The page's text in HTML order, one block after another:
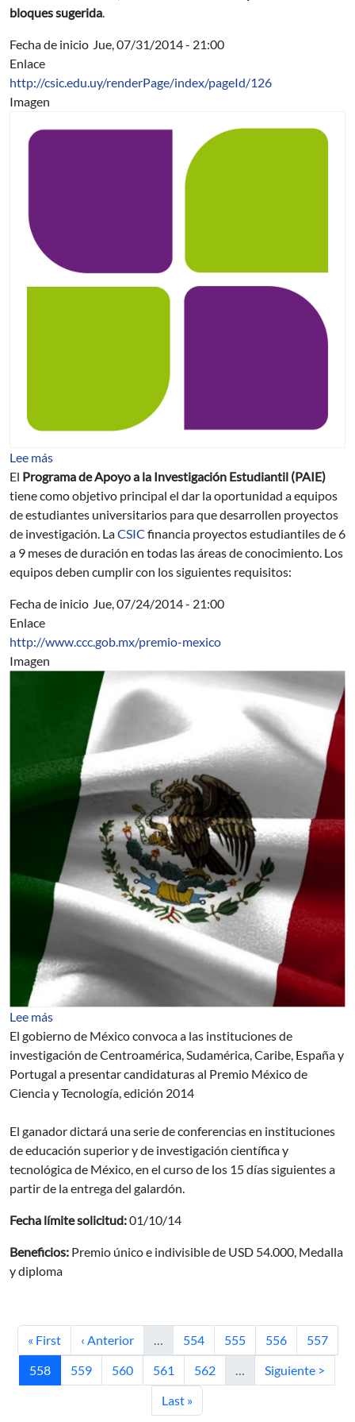
bloques sugerida.
Fecha de inicio Jue, 07/31/2014 - 21:00
Enlace
http://csic.edu.uy/renderPage/index/pageId/126
Imagen
Lee mássobre Apoyo a la Investigación Estudiantil (PAIE)
El Programa de Apoyo a la Investigación Estudiantil (PAIE)
tiene como objetivo principal el dar la oportunidad a equipos
de estudiantes universitarios para que desarrollen proyectos
de investigación. LaCSIC financia proyectos estudiantiles de 6
a 9 meses de duración en todas las áreas de conocimiento. Los
equipos deben cumplir con los siguientes requisitos:
Fecha de inicio Jue, 07/24/2014 - 21:00
Enlace
http://www.ccc.gob.mx/premio-mexico
Imagen
Lee mássobre Premio México de Ciencia y Tecnología, Edición
El gobierno de México convoca a las instituciones de
investigación de Centroamérica, Sudamérica, Caribe, España y
Portugal a presentar candidaturas al Premio México de
Ciencia y Tecnología, edición 2014
El ganador dictará una serie de conferencias en instituciones
de educación superior y de investigación científica y
tecnológica de México, en el curso de los 15 días siguientes a
partir de la entrega del galardón.
Fecha límite solicitud:01/10/14
Beneficios: Premio único e indivisible de USD 54.000, Medalla
y diploma
Primera página
« First Página anterior
‹ Anterior … Página
554 Página
555 Página
556 Página
557
Página actual
558 Página
559 Página
560 Página
561 Página
562 … Siguiente página
Siguiente >
Última página
Last »